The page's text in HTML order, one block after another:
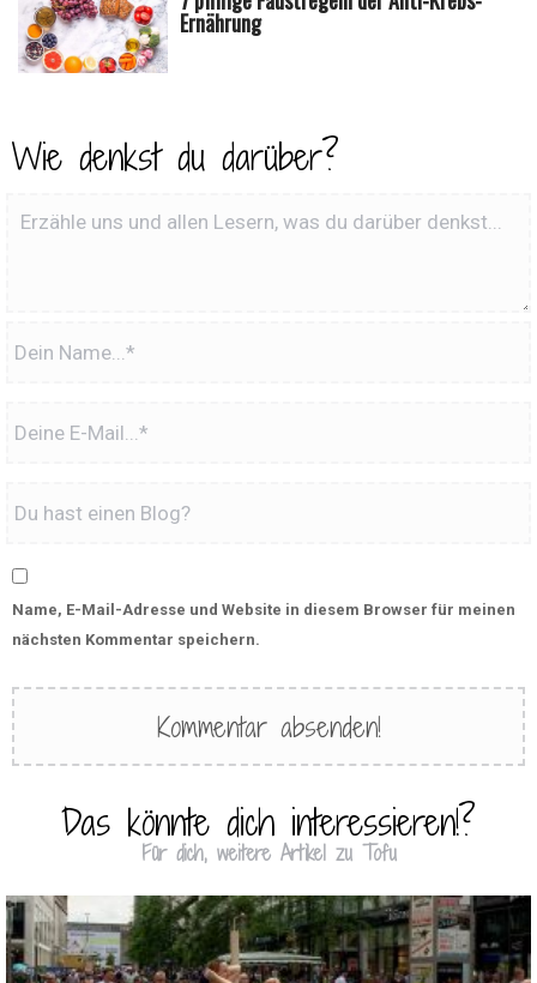
Ernährung
Wie denkst du darüber?
Name, E-Mail-Adresse und Website in diesem Browser für meinen
nächsten Kommentar speichern.
Das könnte dich interessieren!?
Für dich, weitere Artikel zu Tofu